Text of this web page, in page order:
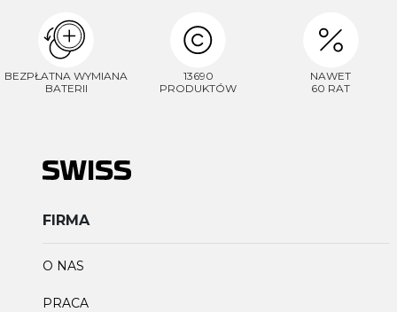
BEZPŁATNA WYMIANA
BATERII
13690
PRODUKTÓW
NAWET
60 RAT
FIRMA
O NAS
PRACA